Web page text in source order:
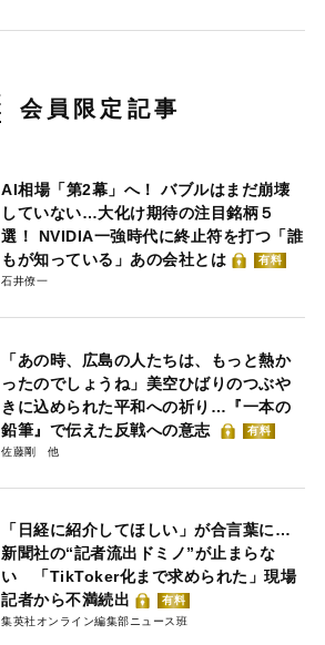
会員限定記事
AI相場「第2幕」へ！ バブルはまだ崩壊
していない…大化け期待の注目銘柄５
選！ NVIDIA一強時代に終止符を打つ「誰
もが知っている」あの会社とは
有料
石井僚一
「あの時、広島の人たちは、もっと熱か
ったのでしょうね」美空ひばりのつぶや
きに込められた平和への祈り…『一本の
鉛筆』で伝えた反戦への意志
有料
佐藤剛
「日経に紹介してほしい」が合言葉に…
新聞社の“記者流出ドミノ”が止まらな
い 「TikToker化まで求められた」現場
記者から不満続出
有料
集英社オンライン編集部ニュース班